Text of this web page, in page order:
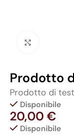
Prodotto
Prodotto di
Disponibile
20,00€
Disponibile